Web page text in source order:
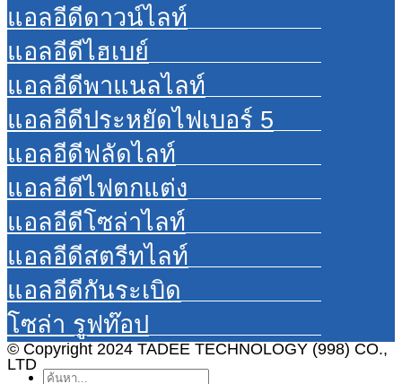
แอลอีดีดาวน์ไลท์
แอลอีดีไฮเบย์
แอลอีดีพาแนลไลท์
แอลอีดีประหยัดไฟเบอร์ 5
แอลอีดีฟลัดไลท์
แอลอีดีไฟตกแต่ง
แอลอีดีโซล่าไลท์
แอลอีดีสตรีทไลท์
แอลอีดีกันระเบิด
โซล่า รูฟท๊อป
© Copyright 2024 TADEE TECHNOLOGY (998) CO.,
LTD
ค้นหา: